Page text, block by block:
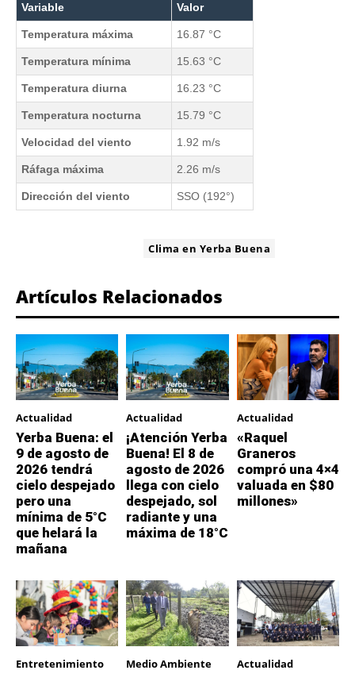
Variable Valor
Temperatura máxima 16.87 °C
Temperatura mínima 15.63 °C
Temperatura diurna 16.23 °C
Temperatura nocturna 15.79 °C
Velocidad del viento 1.92 m/s
Ráfaga máxima 2.26 m/s
Dirección del viento SSO (192°)
Clima en Yerba Buena
Artículos Relacionados
Actualidad
Yerba Buena: el
9 de agosto de
2026 tendrá
cielo despejado
pero una
mínima de 5°C
que helará la
mañana
Actualidad
¡Atención Yerba
Buena! El 8 de
agosto de 2026
llega con cielo
despejado, sol
radiante y una
máxima de 18°C
Actualidad
«Raquel
Graneros
compró una 4×4
valuada en $80
millones»
Entretenimiento Medio Ambiente Actualidad